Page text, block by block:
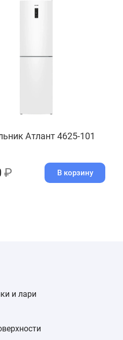
Атлант 4625-101
₽ В корзину
и лари